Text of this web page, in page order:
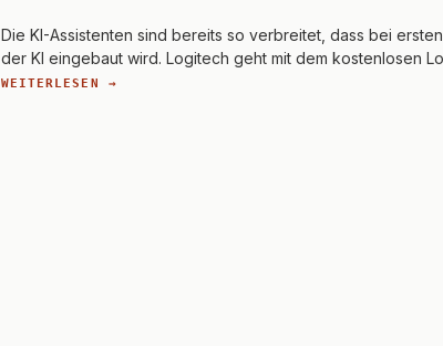
Die KI-Assistenten sind bereits so verbreitet, dass bei
der KI eingebaut wird. Logitech geht mit dem kostenlosen
WEITERLESEN →